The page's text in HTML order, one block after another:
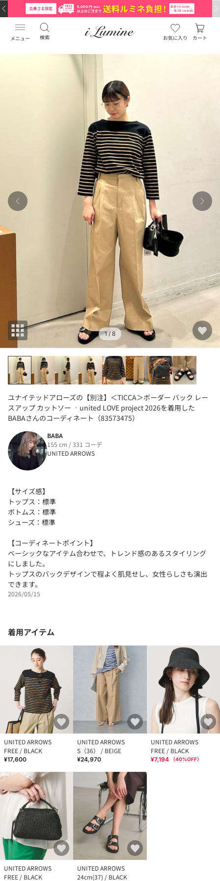
メニュー 検索 お気に入り カート
1/ 8
ユナイテッドアローズの【別注】＜TICCA＞ボーダー バック レー
スアップ カットソー ‐united LOVE project 2026を着用した
BABAさんのコーディネート（83573475）
BABA
155 cm / 331 コーデ
UNITED ARROWS
【サイズ感】
トップス：標準
ボトムス：標準
シューズ：標準
【コーディネートポイント】
ベーシックなアイテム合わせで、トレンド感のあるスタイリング
にしました。
トップスのバックデザインで程よく肌見せし、女性らしさも演出
できます。
2026/05/15
着用アイテム
UNITED ARROWS
FREE / BLACK
¥17,600
UNITED ARROWS
S（36） / BEIGE
¥24,970
UNITED ARROWS
FREE / BLACK
¥7,194 （40%OFF）
UNITED ARROWS
FREE / BLACK
UNITED ARROWS
24cm(37) / BLACK